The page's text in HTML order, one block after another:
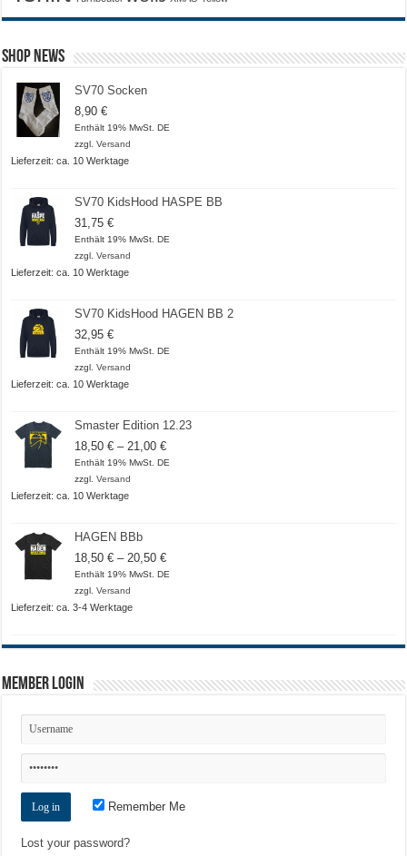
Shop News
SV70 Socken
8,90€
Enthält 19% MwSt. DE
zzgl.Versand
Lieferzeit: ca. 10 Werktage
SV70 KidsHood HASPE BB
31,75€
Enthält 19% MwSt. DE
zzgl.Versand
Lieferzeit: ca. 10 Werktage
SV70 KidsHood HAGEN BB 2
32,95€
Enthält 19% MwSt. DE
zzgl.Versand
Lieferzeit: ca. 10 Werktage
Smaster Edition 12.23
18,50€ – 21,00€Preisspanne:
18,50 €
Enthält 19% MwSt. DE
zzgl.Versand
Lieferzeit: ca. 10 Werktage
HAGEN BBb
18,50€ – 20,50€Preisspanne:
18,50 €
Enthält 19% MwSt. DE
zzgl.Versand
Lieferzeit: ca. 3-4 Werktage
Member Login
Remember Me
Lost your password?